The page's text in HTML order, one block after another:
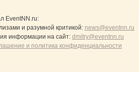
EventNN.ru:
и разумной критикой: news@eventnn.ru
информации на сайт: dmitry@eventnn.ru
и политика конфиденциальности